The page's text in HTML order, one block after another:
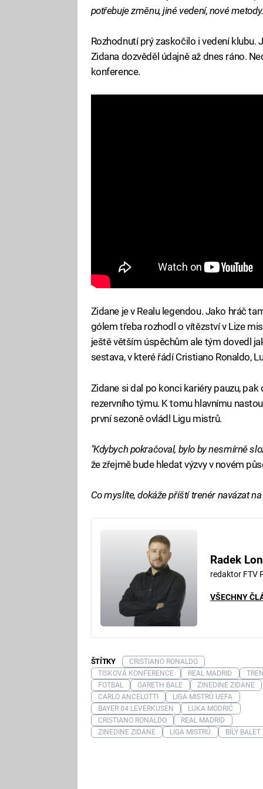
potřebuje změnu, jiné vedení, nové
Rozhodnutí prý zaskočilo i vedení klubu.
Zidana dozvěděl údajně až dnes ráno.
konference.
Zidane je v Realu legendou. Jako hráč
gólem třeba rozhodl o vítězství v Lize
ještě větším úspěchům ale tým dovedl
sestava, v které řádí Cristiano Ronaldo,
Zidane si dal po konci kariéry pauzu,
rezervního týmu. K tomu hlavnímu
první sezoně ovládl Ligu mistrů.
"Kdybych pokračoval, bylo by nesmírně
že zřejmě bude hledat výzvy v novém
Co myslíte, dokáže příští trenér navázat
Radek
redaktor FTV
VŠECHNY
ŠTÍTKY
CRISTIANO RONALDO
TISKOVÁ KONFERENCE
REAL MADRID
FOTBAL
GARETH BALE
ZINEDINE ZIDANE
CARLO ANCELOTTI
LIGA MISTRŮ UEFA
BAYER 04 LEVERKUSEN
LUKA MODRIĆ
CRISTIANO RONALDO
REAL MADRID
ZINEDINE ZIDANE
LIGA MISTRŮ BÍLÝ BALET